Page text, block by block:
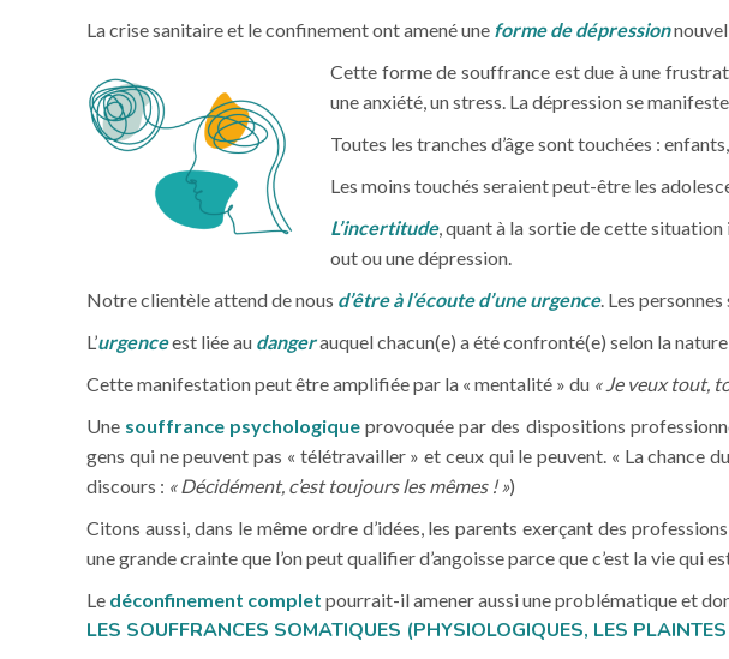
La crise sanitaire et le confinement ont amené une forme de dépression
Cette forme de souffrance est due à une
une anxiété, un stress. La dépression se
Toutes les tranches d’âge sont touchées :
Les moins touchés seraient peut-être les
L’incertitude, quant à la sortie de cette situation
out ou une dépression.
Notre clientèle attend de nous d’être à l’écoute d’une urgence. Les
L’urgenceest liée au dangerauquel chacun(e) a été confronté(e) selon la
Cette manifestation peut être amplifiée par la « mentalité » du « Je veux tout,
Une souffrance psychologique provoquée par des dispositions
gens qui ne peuvent pas « télétravailler » et ceux qui le peuvent. « La chance
discours : « Décidément, c’est toujours les mêmes ! »)
Citons aussi, dans le même ordre d’idées, les parents exerçant des
une grande crainte que l’on peut qualifier d’angoisse parce que c’est la vie qui
Le déconfinement complet pourrait-il amener aussi une problématique et
LES SOUFFRANCES SOMATIQUES (PHYSIOLOGIQUES, LES